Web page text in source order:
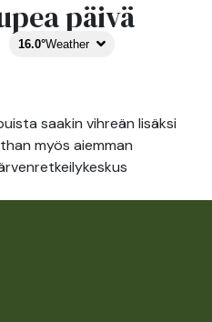
16.0°Weather
päivä
saakin vihreän lisäksi
myös aiemman